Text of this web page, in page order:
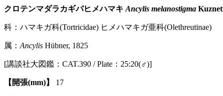
クロテンマダラカギバヒメハマキ Ancylis melanostigma
科：ハマキガ科(Tortricidae) ヒメハマキガ亜科(Olethreutinae)
属： Ancylis Hübner, 1825
[講談社大図鑑：CAT.390 / Plate：25:20(♂)]
【開張(mm)】 17